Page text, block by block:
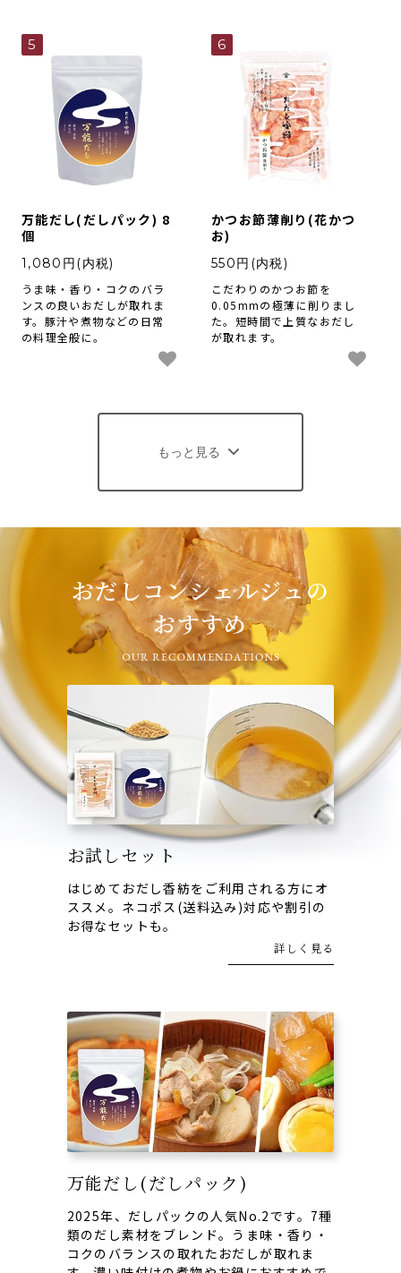
5
万能だし(だしパック) 8
個
1,080円(内税)
うま味・香り・コクのバラ
ンスの良いおだしが取れま
す。豚汁や煮物などの日常
の料理全般に。
6
かつお節薄削り(花かつ
お)
550円(内税)
こだわりのかつお節を
0.05mmの極薄に削りまし
た。短時間で上質なおだし
が取れます。
もっと見る
おだしコンシェルジュの
おすすめ
お試しセット
はじめておだし香紡をご利用される方にオ
ススメ。ネコポス(送料込み)対応や割引の
お得なセットも。
詳しく見る
万能だし(だしパック)
2025年、だしパックの人気No.2です。7種
類のだし素材をブレンド。うま味・香り・
コクのバランスの取れたおだしが取れま